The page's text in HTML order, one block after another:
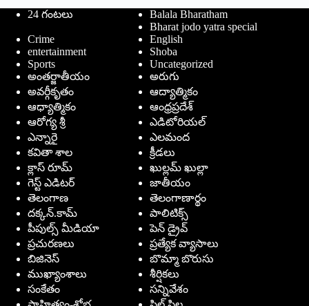
24 గంటలు
Balala Bharatham
Bharat jodo yatra special
Crime
English
entertainment
Shoba
Sports
Uncategorized
అంతర్జాతీయం
అరుగు
అవర్గీకృతం
ఆద్యాత్మికం
ఆధ్యాత్మికం
ఆంధ్రప్రదేశ్
ఆరోగ్య శ్రీ
ఎడిటోరియల్
ఎన్నారై
ఎలమంద
కవితా శాల
క్రీడలు
క్లాస్ రూమ్
ఖుల్లమ్ ఖుల్లా
గెస్ట్ ఎడిటర్
జాతీయం
తెలంగాణ
తెలంగాణార్థం
దక్కన్.కామ్
పాలిటిక్స్
పీపుల్స్ ‌మీడియా
పెన్ డ్రైవ్
ప్రచురణలు
ప్రత్యేక వ్యాసాలు
బిజినెస్
బొమ్మా బొరుసు
ముఖ్యాంశాలు
శీర్షికలు
సంకేతం
సన్నివేశం